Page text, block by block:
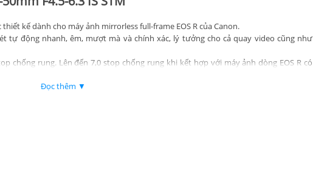
kế dành cho máy ảnh mirrorless full-frame EOS R của Canon.
tự động nhanh, êm, mượt mà và chính xác, lý tưởng cho cả quay video cũng như
chống rung. Lên đến 7,0 stop chống rung khi kết hợp với máy ảnh dòng EOS R có
có thể trực tiếp điều chỉnh nhiều cài đặt bao gồm tốc độ màn trập, khẩu độ, bù trừ
đối tượng cận cảnh.
– Đánh giá chi tiết
Đọc thêm ▼